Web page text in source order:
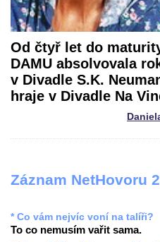
Od čtyř let do
DAMU absolvovala
v Divadle S.K.
hraje v Divadle Na
Záznam NetHovoru
* Co vám nejvíc voní na talíři?
To co nemusím vařit sama.